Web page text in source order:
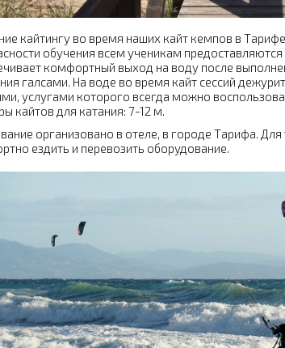
кайтингу во время наших кайт кемпов в
обучения всем ученикам
комфортный выход на воду после
галсами. На воде во время кайт сессий
услугами которого всегда можно
кайтов для катания: 7-12 м.
организовано в отеле, в городе Тарифа.
ездить и перевозить оборудование.